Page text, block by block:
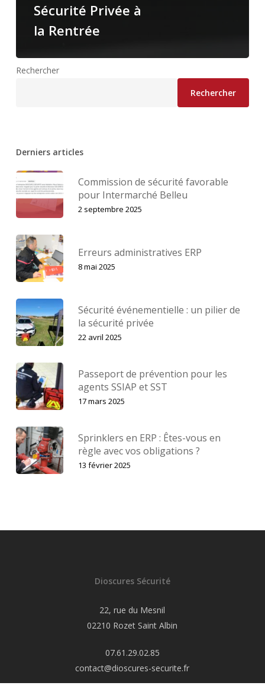
Sécurité Privée à
la Rentrée
Rechercher
Rechercher
Derniers articles
Commission de sécurité favorable
pour Intermarché Belleu
2 septembre 2025
Erreurs administratives ERP
8 mai 2025
Sécurité événementielle : un pilier de
la sécurité privée
22 avril 2025
Passeport de prévention pour les
agents SSIAP et SST
17 mars 2025
Sprinklers en ERP : Êtes-vous en
règle avec vos obligations ?
13 février 2025
Dioscures Sécurité
22, rue du Mesnil
02210 Rozet Saint Albin
07.61.29.02.85
contact@dioscures-securite.fr